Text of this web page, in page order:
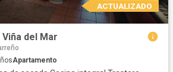
ACTUALIZADO
del Mar
Apartamento